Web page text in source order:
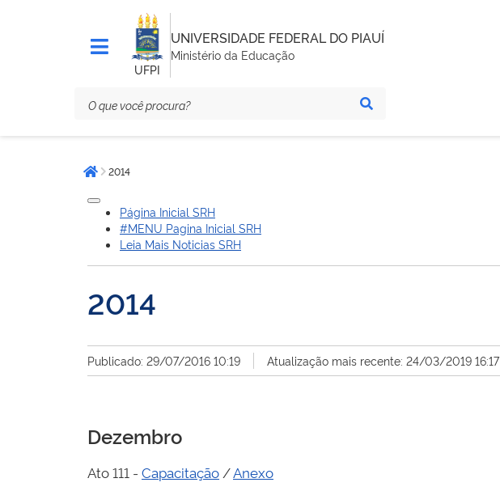
UFPI
UNIVERSIDADE FEDERAL DO PIAUÍ
Ministério da Educação
estáPágina inicial
2014
Página Inicial SRH
#MENU Pagina Inicial SRH
Leia Mais Noticias SRH
2014
Publicado: 29/07/2016 10:19 Atualização mais recente: 24/03/2019 16:17
Dezembro
Ato 111 - Capacitação /Anexo